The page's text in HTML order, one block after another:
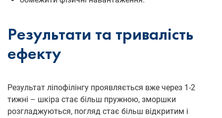
Результати та тривалість
ефекту
Результат ліпофілінгу проявляється вже через 1-2
тижні – шкіра стає більш пружною, зморшки
розгладжуються, погляд стає більш відкритим і